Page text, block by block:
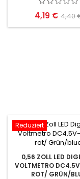
Preis
4,19 € 4,40
Reduziert
0,56 ZOLL LED
VOLTMETRO
ROT/ GRÜN/